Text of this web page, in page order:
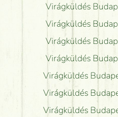
Virágküldés
Virágküldés
Virágküldés
Virágküldés
Virágküldés
Virágküldés
Virágküldés